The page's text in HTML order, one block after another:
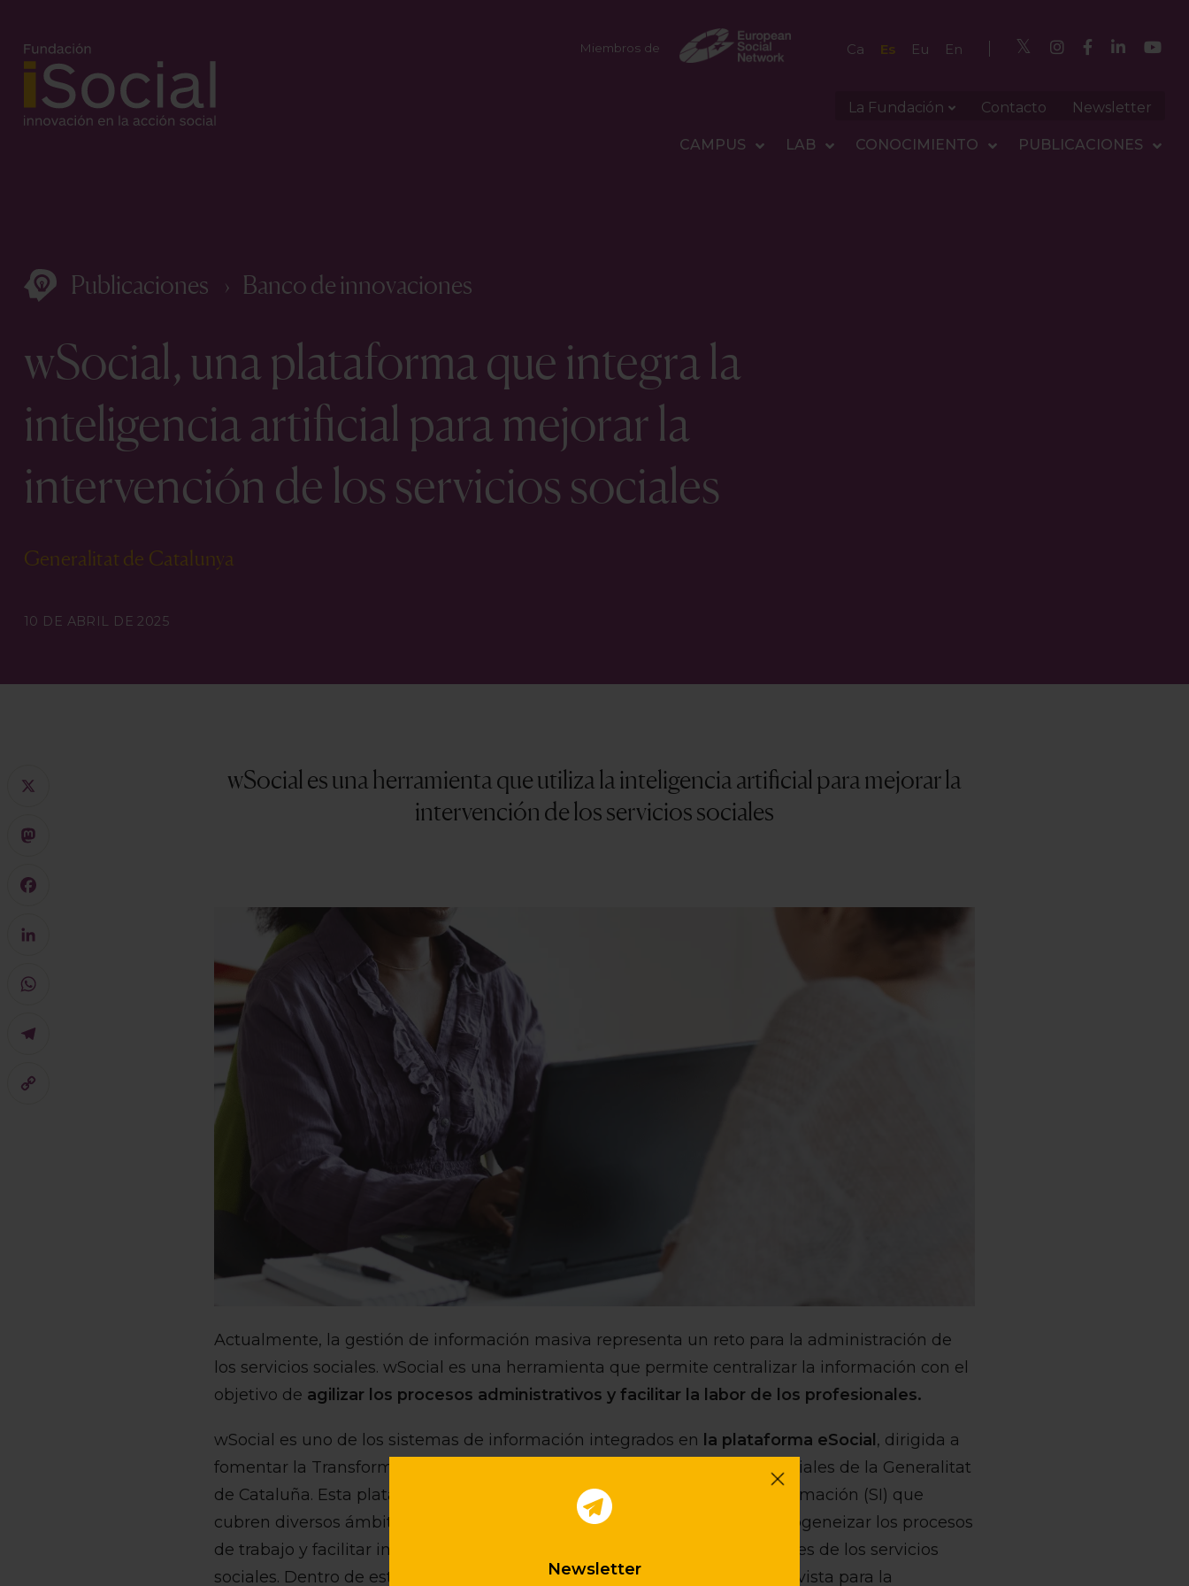
Newsletter
Miembros de Ca Es Eu En
La Fundación Contacto Newsletter
CAMPUS LAB CONOCIMIENTO PUBLICACIONES
Publicaciones Banco de innovaciones
wSocial, una plataforma que integra la
inteligencia artificial para mejorar la
intervención de los servicios sociales
Generalitat de Catalunya
10 DE ABRIL DE 2025
wSocial es una herramienta que utiliza la inteligencia artificial para mejorar la
intervención de los servicios sociales
Actualmente, la gestión de información masiva representa un reto para la administración de
los servicios sociales. wSocial es una herramienta que permite centralizar la información con el
objetivo de agilizar los procesos administrativos y facilitar la labor de los profesionales.
wSocial es uno de los sistemas de información integrados en la plataforma eSocial, dirigida a
fomentar la Transformación Digital en el Departamento de Derechos Sociales de la Generalitat
de Cataluña. Esta plataforma centraliza y coordina doce sistemas de información (SI) que
cubren diversos ámbitos de los servicios sociales, con el objetivo de homogeneizar los procesos
de trabajo y facilitar información completa y actualizada a los profesionales de los servicios
sociales. Dentro de este ecosistema digital, wSocial es la herramienta prevista para la
Mastodon
Facebook
LinkedIn
WhatsApp
Telegram